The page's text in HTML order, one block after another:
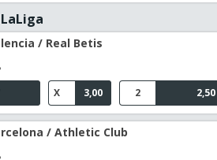
LaLiga
/ Real Betis
3,00
X 2,50
2
/ Athletic Club